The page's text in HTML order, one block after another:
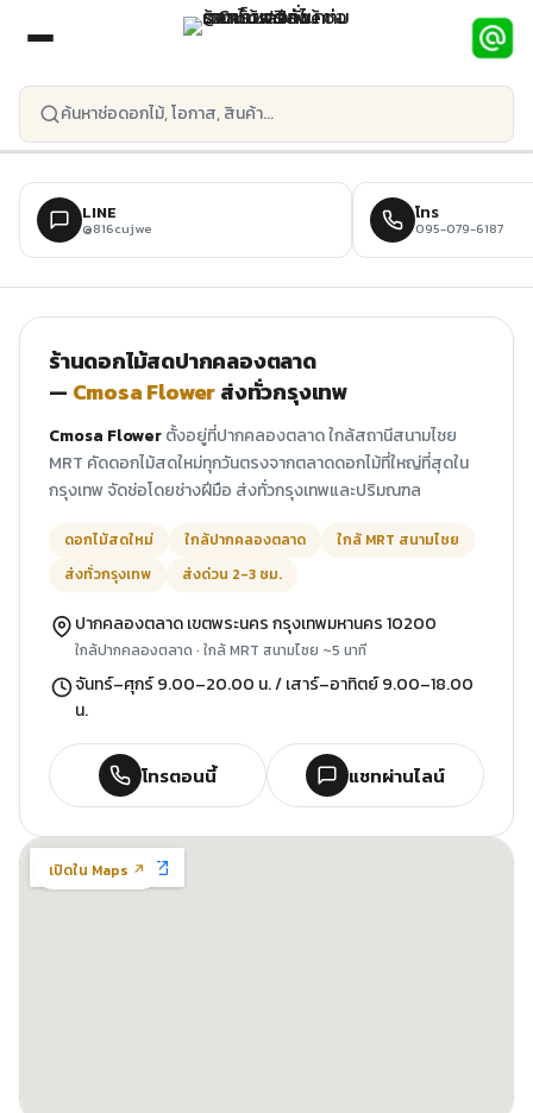
LINE
@816cujwe
โทร
095-079-6187
ร้านดอกไม้สดปากคลองตลาด
— Cmosa Flowerส่งทั่วกรุงเทพ
Cmosa Flowerตั้งอยู่ที่ปากคลองตลาด ใกล้สถานีสนามไชย
MRT คัดดอกไม้สดใหม่ทุกวันตรงจากตลาดดอกไม้ที่ใหญ่ที่สุดใน
กรุงเทพ จัดช่อโดยช่างฝีมือ ส่งทั่วกรุงเทพและปริมณฑล
ดอกไม้สดใหม่ ใกล้ปากคลองตลาด
ใกล้ MRT สนามไชย
ส่งทั่วกรุงเทพ
ส่งด่วน 2-3 ชม.
ปากคลองตลาด เขตพระนคร กรุงเทพมหานคร 10200
ใกล้ปากคลองตลาด · ใกล้ MRT สนามไชย ~5 นาที
จันทร์–ศุกร์ 9.00–20.00 น. / เสาร์–อาทิตย์ 9.00–18.00
น.
โทรตอนนี้ แชทผ่านไลน์
เปิดใน Maps ↗